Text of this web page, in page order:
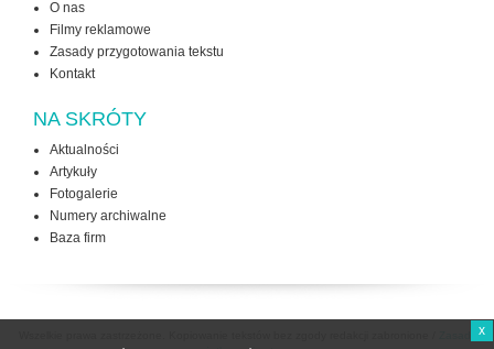
O nas
Filmy reklamowe
Zasady przygotowania tekstu
Kontakt
NA SKRÓTY
Aktualności
Artykuły
Fotogalerie
Numery archiwalne
Baza firm
x